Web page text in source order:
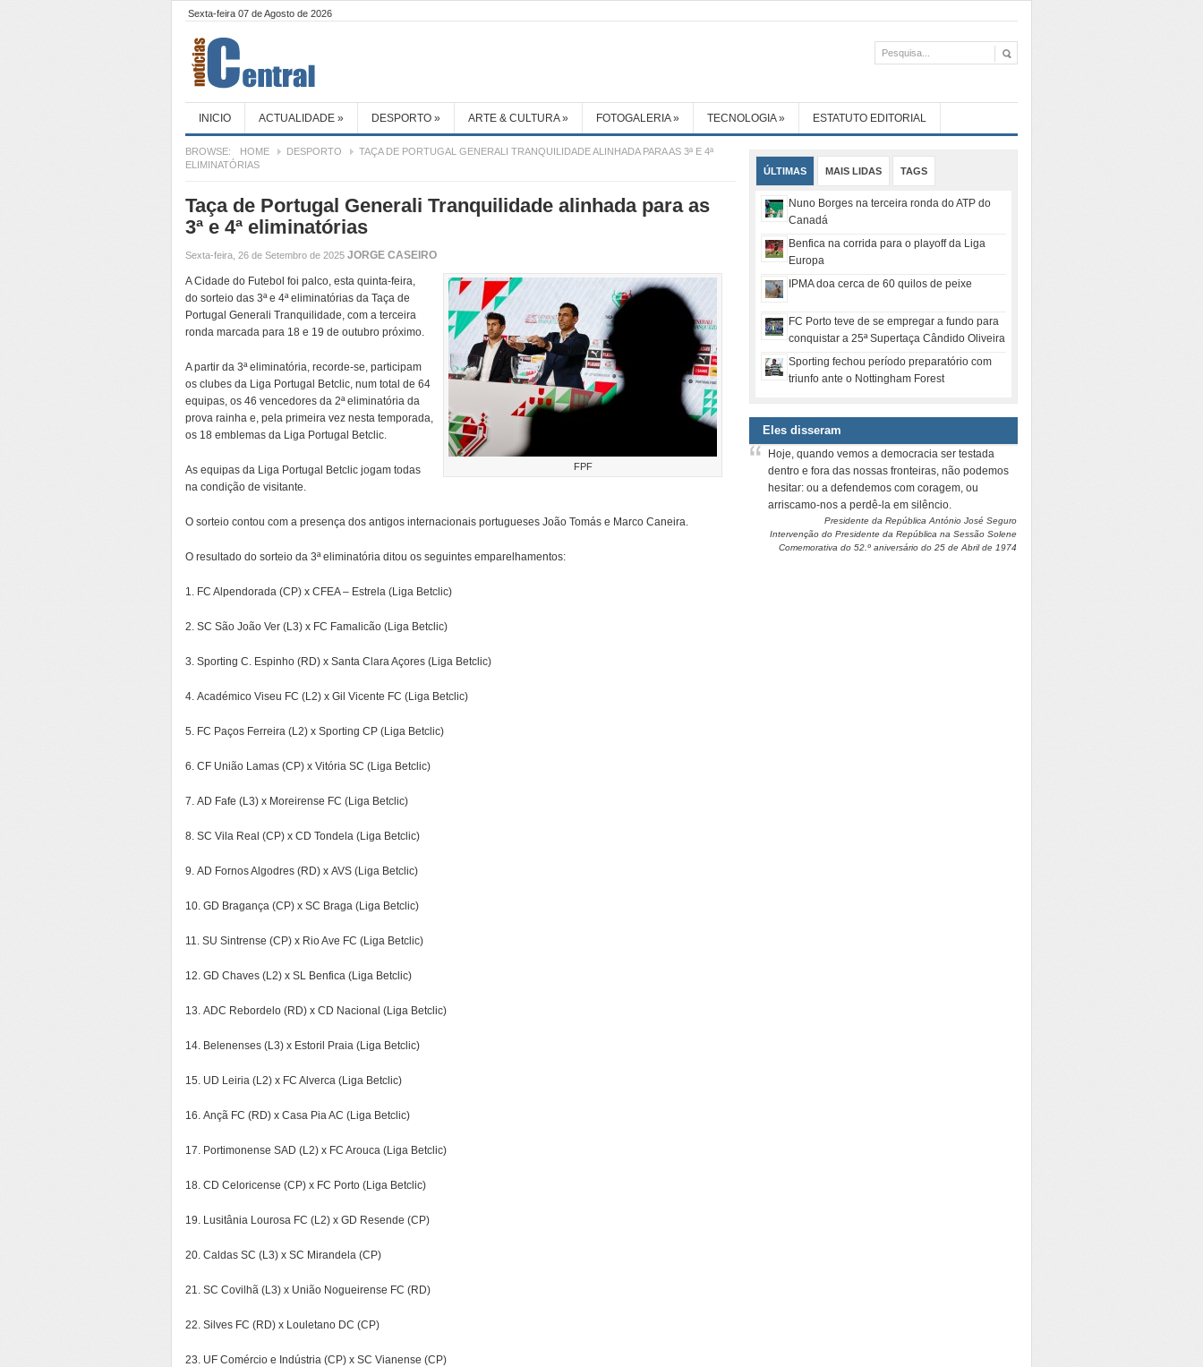
Sexta-feira 07 de Agosto de 2026
INICIO ACTUALIDADE » DESPORTO » ARTE & CULTURA» FOTOGALERIA» TECNOLOGIA» ESTATUTO EDITORIAL
BROWSE: HOME DESPORTO
TAÇA DE PORTUGAL GENERALI TRANQUILIDADE ALINHADA PARA AS 3ª E 4ª
ELIMINATÓRIAS
Taça de Portugal Generali Tranquilidade alinhada para as
3ª e 4ª eliminatórias
Sexta-feira, 26 de Setembro de 2025 JORGE CASEIRO
FPF
A Cidade do Futebol foi palco, esta quinta-feira,
do sorteio das 3ª e 4ª eliminatórias da Taça de
Portugal Generali Tranquilidade, com a terceira
ronda marcada para 18 e 19 de outubro próximo.
A partir da 3ª eliminatória, recorde-se, participam
os clubes da Liga Portugal Betclic, num total de 64
equipas, os 46 vencedores da 2ª eliminatória da
prova rainha e, pela primeira vez nesta temporada,
os 18 emblemas da Liga Portugal Betclic.
As equipas da Liga Portugal Betclic jogam todas
na condição de visitante.
O sorteio contou com a presença dos antigos internacionais portugueses João Tomás e Marco Caneira.
O resultado do sorteio da 3ª eliminatória ditou os seguintes emparelhamentos:
1. FC Alpendorada (CP) x CFEA – Estrela (Liga Betclic)
2. SC São João Ver (L3) x FC Famalicão (Liga Betclic)
3. Sporting C. Espinho (RD) x Santa Clara Açores (Liga Betclic)
4. Académico Viseu FC (L2) x Gil Vicente FC (Liga Betclic)
5. FC Paços Ferreira (L2) x Sporting CP (Liga Betclic)
6. CF União Lamas (CP) x Vitória SC (Liga Betclic)
7. AD Fafe (L3) x Moreirense FC (Liga Betclic)
8. SC Vila Real (CP) x CD Tondela (Liga Betclic)
9. AD Fornos Algodres (RD) x AVS (Liga Betclic)
10. GD Bragança (CP) x SC Braga (Liga Betclic)
11. SU Sintrense (CP) x Rio Ave FC (Liga Betclic)
12. GD Chaves (L2) x SL Benfica (Liga Betclic)
13. ADC Rebordelo (RD) x CD Nacional (Liga Betclic)
14. Belenenses (L3) x Estoril Praia (Liga Betclic)
15. UD Leiria (L2) x FC Alverca (Liga Betclic)
16. Ançã FC (RD) x Casa Pia AC (Liga Betclic)
17. Portimonense SAD (L2) x FC Arouca (Liga Betclic)
18. CD Celoricense (CP) x FC Porto (Liga Betclic)
19. Lusitânia Lourosa FC (L2) x GD Resende (CP)
20. Caldas SC (L3) x SC Mirandela (CP)
21. SC Covilhã (L3) x União Nogueirense FC (RD)
22. Silves FC (RD) x Louletano DC (CP)
23. UF Comércio e Indústria (CP) x SC Vianense (CP)
ÚLTIMAS MAIS LIDAS TAGS
Nuno Borges na terceira ronda do ATP do
Canadá
Benfica na corrida para o playoff da Liga
Europa
IPMA doa cerca de 60 quilos de peixe
FC Porto teve de se empregar a fundo para
conquistar a 25ª Supertaça Cândido Oliveira
Sporting fechou período preparatório com
triunfo ante o Nottingham Forest
Eles disseram
Hoje, quando vemos a democracia ser testada
dentro e fora das nossas fronteiras, não podemos
hesitar: ou a defendemos com coragem, ou
arriscamo-nos a perdê-la em silêncio.
Presidente da República António José Seguro
Intervenção do Presidente da República na Sessão Solene
Comemorativa do 52.º aniversário do 25 de Abril de 1974